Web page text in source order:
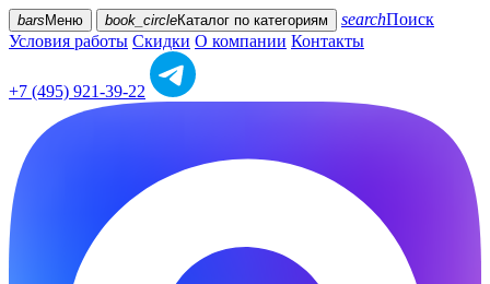
bars Меню book_circleКаталог по категориям searchПоиск
Условия работы Скидки О компании Контакты
+7 (495) 921-39-22